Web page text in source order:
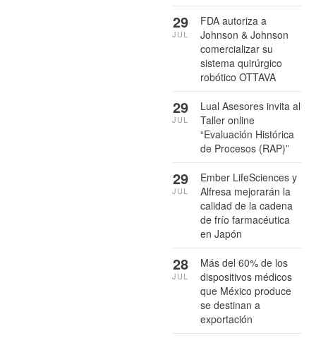
FDA autoriza a
Johnson & Johnson
comercializar su
sistema quirúrgico
robótico OTTAVA
29
JUL
Lual Asesores invita al
Taller online
“Evaluación Histórica
de Procesos (RAP)”
29
JUL
Ember LifeSciences y
Alfresa mejorarán la
calidad de la cadena
de frío farmacéutica
en Japón
29
JUL
Más del 60% de los
dispositivos médicos
que México produce
se destinan a
exportación
28
JUL